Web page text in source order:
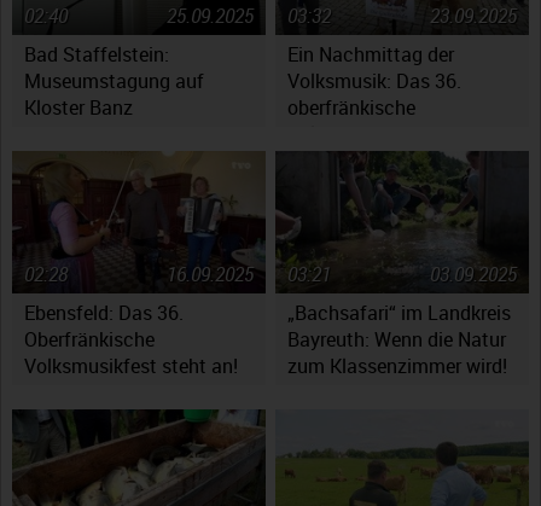
Bad Staffelstein:
Museumstagung auf
Kloster Banz
25.09.2025
02:40
Ein Nachmittag der
Volksmusik: Das 36.
oberfränkische
Ebensfeld
23.09.2025
03:32
Ebensfeld: Das 36.
Oberfränkische
Volksmusikfest steht an!
16.09.2025
02:28
„Bachsafari“ im Landkreis
Bayreuth: Wenn die Natur
zum Klassenzimmer wird!
03.09.2025
03:21